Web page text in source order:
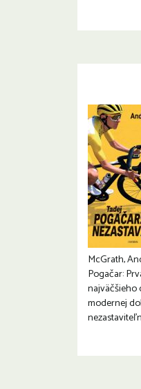
McGrath,
Pogačar:
najväčšieho
modernej